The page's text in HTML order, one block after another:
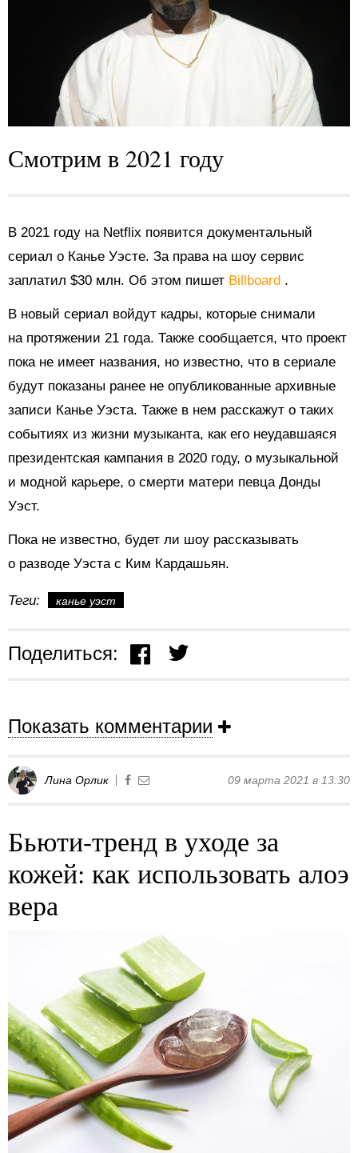
Смотрим в 2021 году
В 2021 году на Netflix появится документальный
сериал о Канье Уэсте. За права на шоу сервис
заплатил $30 млн. Об этом пишет Billboard .
В новый сериал войдут кадры, которые снимали
на протяжении 21 года. Также сообщается, что проект
пока не имеет названия, но известно, что в сериале
будут показаны ранее не опубликованные архивные
записи Канье Уэста. Также в нем расскажут о таких
событиях из жизни музыканта, как его неудавшаяся
президентская кампания в 2020 году, о музыкальной
и модной карьере, о смерти матери певца Донды
Уэст.
Пока не известно, будет ли шоу рассказывать
о разводе Уэста с Ким Кардашьян.
Теги: канье уэст
Поделиться:
Показать комментарии
Лина Орлик 09 марта 2021 в 13:30
Бьюти-тренд в уходе за
кожей: как использовать алоэ
вера